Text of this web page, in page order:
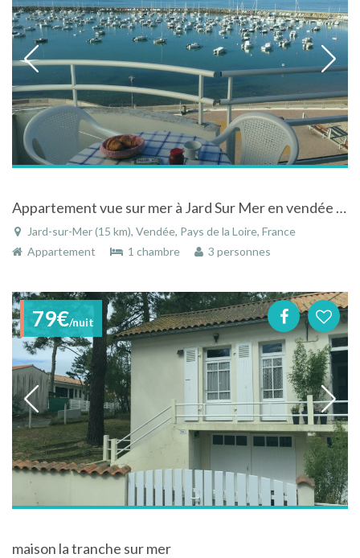
Appartement vue sur mer à Jard Sur Mer en vendée France
Jard-sur-Mer (15 km), Vendée, Pays de la Loire, France
Appartement
1 chambre 3 personnes
79€/nuit
maison la tranche sur mer